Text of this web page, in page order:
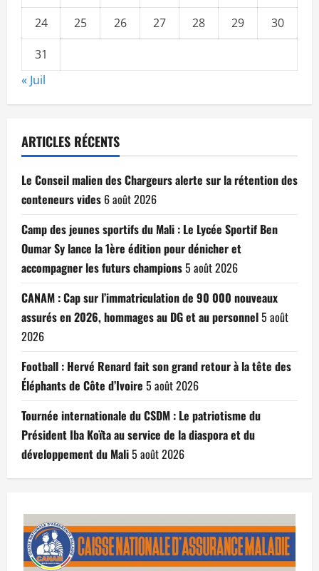
24
25 26 27 28 29
30
31
« Juil
ARTICLES RÉCENTS
Le Conseil malien des Chargeurs alerte sur la rétention des
conteneurs vides 6 août 2026
Camp des jeunes sportifs du Mali : Le Lycée Sportif Ben
Oumar Sy lance la 1ère édition pour dénicher et
accompagner les futurs champions5 août 2026
CANAM : Cap sur l’immatriculation de 90 000 nouveaux
assurés en 2026, hommages au DG et au personnel5 août
2026
Football : Hervé Renard fait son grand retour à la tête des
Éléphants de Côte d’Ivoire 5 août 2026
Tournée internationale du CSDM : Le patriotisme du
Président Iba Koïta au service de la diaspora et du
développement du Mali5 août 2026